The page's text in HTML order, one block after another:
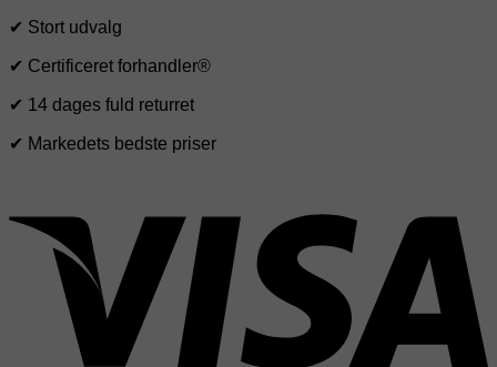
✔ Stort udvalg
✔ Certificeret forhandler®
✔ 14 dages fuld returret
✔ Markedets bedste priser